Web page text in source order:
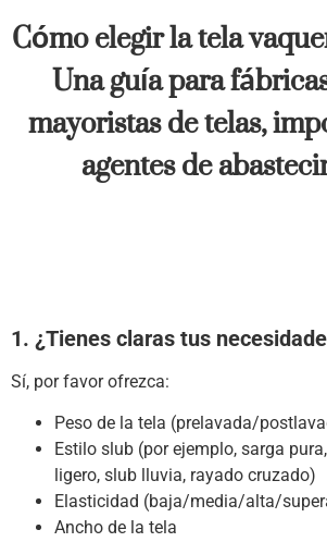
Cómo elegir la tela
Una guía para
mayoristas de telas,
agentes de
1. ¿Tienes claras tus
Sí, por favor ofrezca:
Peso de la tela (prelavada/
Estilo slub (por ejemplo, sarga
ligero, slub lluvia, rayado cruzado)
Elasticidad (baja/media/alta/
Ancho de la tela